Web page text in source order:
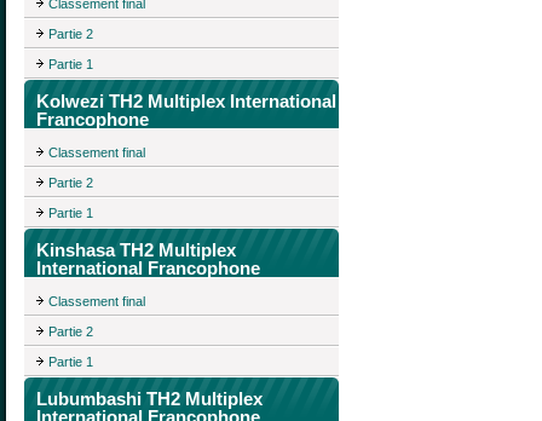
Classement final
Partie 2
Partie 1
Kolwezi TH2 Multiplex International
Francophone
Classement final
Partie 2
Partie 1
Kinshasa TH2 Multiplex
International Francophone
Classement final
Partie 2
Partie 1
Lubumbashi TH2 Multiplex
International Francophone